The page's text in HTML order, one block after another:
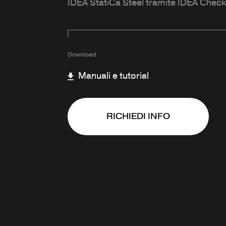
IDEA StatiCa Steel tramite IDEA
Download
Manuali e tutorial
RICHIEDI INFO